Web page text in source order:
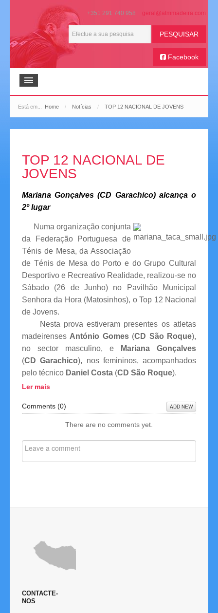
+351 291 740 958
PESQUISAR
Facebook
Início
Galeria de Imagens
Histórico Desportivo
Competições
Campeonatos Regionais
Camp. Nacionais de Equipas
Taça da Madeira
Impressos
Compilação de Resultados
Taça de Portugal
Rankings
Está em... Home / Notícias / TOP 12 NACIONAL DE JOVENS
TOP 12 NACIONAL DE
JOVENS
Mariana Gonçalves (CD Garachico) alcança o
2º lugar
Numa organização conjunta
da Federação Portuguesa de
Ténis de Mesa, da Associação
de Ténis de Mesa do Porto e do Grupo Cultural
Desportivo e Recreativo Realidade, realizou-se no
Sábado (26 de Junho) no Pavilhão Municipal
Senhora da Hora (Matosinhos), o Top 12 Nacional
de Jovens.
Nesta prova estiveram presentes os atletas
madeirenses António Gomes(CD São Roque),
no sector masculino, e
Mariana Gonçalves
(CD Garachico), nos femininos, acompanhados
pelo técnico Daniel Costa (CD São Roque).
Ler mais
Comments (0) ADD NEW
There are no comments yet.
CONTACTE-
NOS